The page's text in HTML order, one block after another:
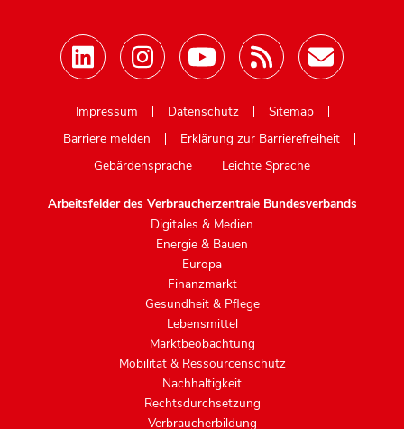
Impressum
Datenschutz
Sitemap
Barriere melden
Erklärung zur Barrierefreiheit
Gebärdensprache
Leichte Sprache
Arbeitsfelder des Verbraucherzentrale Bundesverbands
Digitales & Medien
Energie & Bauen
Europa
Finanzmarkt
Gesundheit & Pflege
Lebensmittel
Marktbeobachtung
Mobilität & Ressourcenschutz
Nachhaltigkeit
Rechtsdurchsetzung
Verbraucherbildung